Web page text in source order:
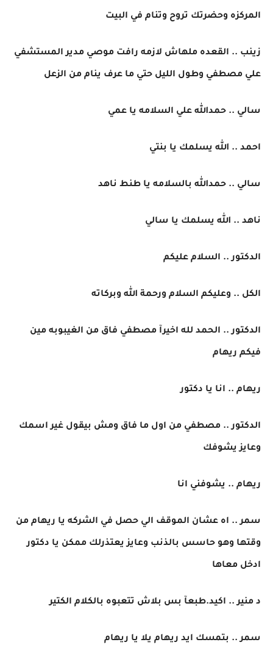
المركزه وحضرتك تروح وتنام في البيت
زينب .. القعده ملهاش لازمه رافت موصي مدير المستشفي
علي مصطفي وطول الليل حتي ما عرف ينام من الزعل
سالي .. حمدالله علي السلامه يا عمي
احمد .. الله يسلمك يا بنتي
سالي .. حمدالله بالسلامه يا طنط ناهد
ناهد .. الله يسلمك يا سالي
الدكتور .. السلام عليكم
الكل .. وعليكم السلام ورحمة الله وبركاته
الدكتور .. الحمد لله اخيرآ مصطفي فاق من الغيبوبه مين
فيكم ريهام
ريهام .. انا يا دكتور
الدكتور .. مصطفي من اول ما فاق ومش بيقول غير اسمك
وعايز يشوفك
ريهام .. يشوفني انا
سمر .. اه عشان الموقف الي حصل في الشركه يا ريهام من
وقتها وهو حاسس بالذنب وعايز يعتذرلك ممكن يا دكتور
ادخل معاها
د منير .. اكيد.طبعآ بس بلاش تتعبوه بالكلام الكتير
سمر .. بتمسك ايد ريهام يلا يا ريهام